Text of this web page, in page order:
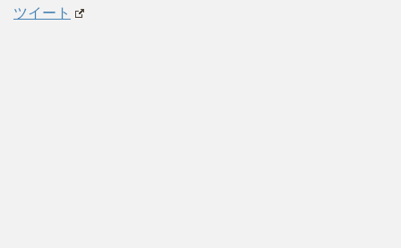
ツイート